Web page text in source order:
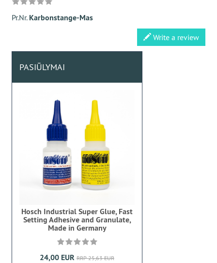
Pr.Nr. Karbonstange-Mas
Write a review
PASIŪLYMAI
Hosch Industrial Super Glue, Fast
Setting Adhesive and Granulate,
Made in Germany
24,00 EUR RRP 25,63 EUR